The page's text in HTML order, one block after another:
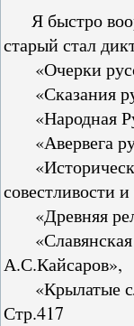
Я быстро
старый стал
«Очерки
«Сказания
«Народная
«Авервега
совестливости
«Древняя
«Славянская
А.С.Кайсаров»,
«Крылатые
Стр.417